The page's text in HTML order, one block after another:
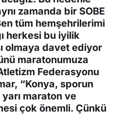
zamanda bir SOBE
tüm hemşehrilerimi
herkesi bu iyilik
olmaya davet ediyor
maratonumuza
Federasyonu
“Konya, sporun
maraton ve
çok önemli. Çünkü